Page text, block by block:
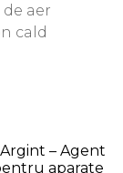
aer
cald
– Agent
aparate